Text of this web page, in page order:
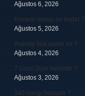
Ağustos 6, 2026
Kovacic maaşı ne kadar ?
Ağustos 5, 2026
Avantaj faul sayılır mı ?
Ağustos 4, 2026
7 Uzun Sure Nelerdir ?
Ağustos 3, 2026
340 hangi hesaptır ?